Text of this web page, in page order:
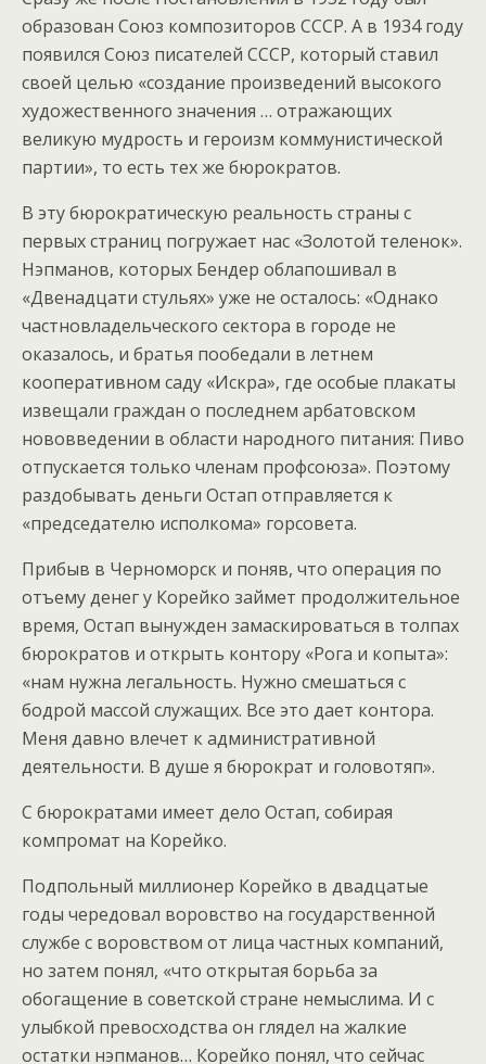
образован Союз композиторов СССР. А в 1934 году
появился Союз писателей СССР, который ставил
своей целью «создание произведений высокого
художественного значения … отражающих
великую мудрость и героизм коммунистической
партии», то есть тех же бюрократов.
В эту бюрократическую реальность страны с
первых страниц погружает нас «Золотой теленок».
Нэпманов, которых Бендер облапошивал в
«Двенадцати стульях» уже не осталось: «Однако
частновладельческого сектора в городе не
оказалось, и братья пообедали в летнем
кооперативном саду «Искра», где особые плакаты
извещали граждан о последнем арбатовском
нововведении в области народного питания: Пиво
отпускается только членам профсоюза». Поэтому
раздобывать деньги Остап отправляется к
«председателю исполкома» горсовета.
Прибыв в Черноморск и поняв, что операция по
отъему денег у Корейко займет продолжительное
время, Остап вынужден замаскироваться в толпах
бюрократов и открыть контору «Рога и копыта»:
«нам нужна легальность. Нужно смешаться с
бодрой массой служащих. Все это дает контора.
Меня давно влечет к административной
деятельности. В душе я бюрократ и головотяп».
С бюрократами имеет дело Остап, собирая
компромат на Корейко.
Подпольный миллионер Корейко в двадцатые
годы чередовал воровство на государственной
службе с воровством от лица частных компаний,
но затем понял, «что открытая борьба за
обогащение в советской стране немыслима. И с
улыбкой превосходства он глядел на жалкие
остатки нэпманов… Корейко понял, что сейчас